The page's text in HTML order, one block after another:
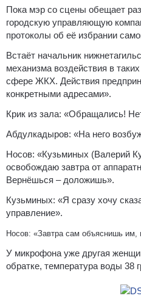
Пока мэр со сцены обещает
городскую управляющую
протоколы об её избрании
Встаёт начальник
механизма воздействия в
сфере ЖКХ. Действия
конкретными адресами».
Крик из зала: «Обращались!
Абдулкадыров: «На него
Носов: «Кузьминых (Валерий
освобождаю завтра от
Вернёшься – доложишь».
Кузьминых: «Я сразу хочу
управление».
Носов: «Завтра сам объяснишь
У микрофона уже другая
обратке, температура воды 38